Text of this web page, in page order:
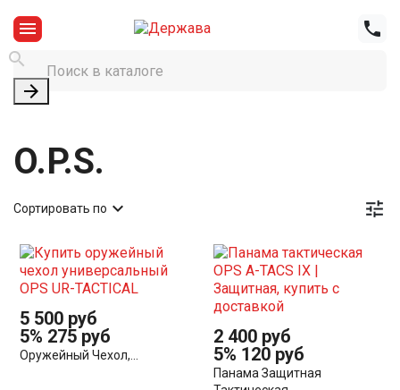




O.P.S.

Сортировать по 
5 500 руб
5% 275 руб
Оружейный Чехол,...
2 400 руб
5% 120 руб
Панама Защитная